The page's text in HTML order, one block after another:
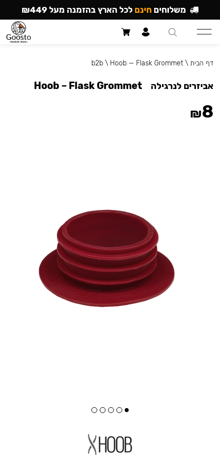
דף הבית \
b2b\ Hoob — Flask Grommet
אביזרים לנרגילה Hoob – Flask Grommet
₪8
משלוחים חינם לכל הארץ בהזמנה מעל ₪449